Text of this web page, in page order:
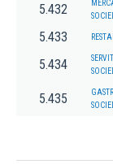
5.432
5.433
5.434
5.435